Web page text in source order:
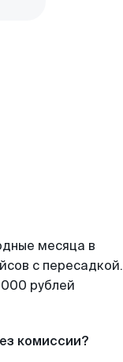
месяца в
с пересадкой.
рублей
комиссии?